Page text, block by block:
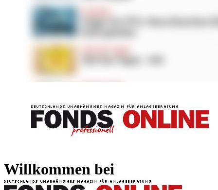
Willkommen bei